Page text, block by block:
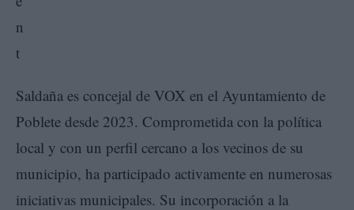
Saldaña es concejal de VOX en el Ayuntamiento de
Poblete desde 2023. Comprometida con la política
local y con un perfil cercano a los vecinos de su
municipio, ha participado activamente en numerosas
iniciativas municipales. Su incorporación a la